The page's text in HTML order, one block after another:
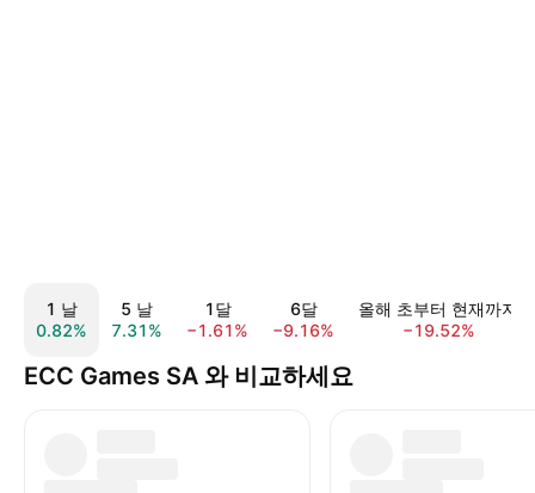
1 날
0.82%
5 날
7.31%
1달
−1.61%
6달
−9.16%
올해 초부터 현재까지
−19.52%
ECC Games SA 와 비교하세요